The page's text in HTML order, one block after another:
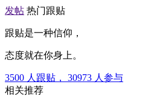
发帖 热门跟贴
跟贴是一种信仰，
态度就在你身上。
3500 人跟贴， 30973 人参与
相关推荐